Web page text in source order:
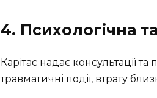
4. Психологічна
Карітас надає консультації
травматичні події, втрату